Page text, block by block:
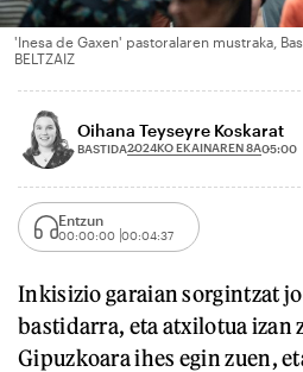
'Inesa de Gaxen' pastoralaren mustraka,
BELTZAIZ
Oihana Teyseyre Koskarat
BASTIDA2024KO EKAINAREN 8A05:00
Entzun
00:00:00 00:04:37
Inkisizio garaian sorgintzat
bastidarra, eta atxilotua izan
Gipuzkoara ihes egin zuen,